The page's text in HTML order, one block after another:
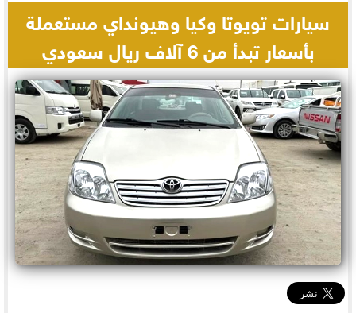
سيارات تويوتا وكيا وهيونداي مستعملة
بأسعار تبدأ من 6 آلاف ريال سعودي